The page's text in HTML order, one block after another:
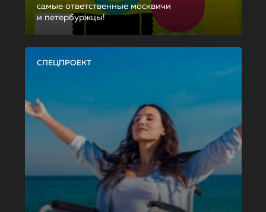
самые ответственные москвичи
и петербуржцы!
СПЕЦПРОЕКТ